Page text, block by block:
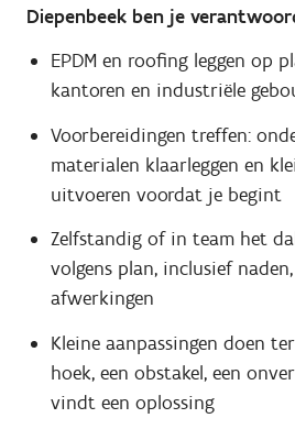
Diepenbeek ben je
EPDM en roofing leggen op
kantoren en industriële
Voorbereidingen treffen:
materialen klaarleggen en
uitvoeren voordat je begint
Zelfstandig of in team het
volgens plan, inclusief
afwerkingen
Kleine aanpassingen doen
hoek, een obstakel, een
vindt een oplossing